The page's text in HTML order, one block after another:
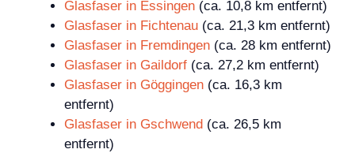
Glasfaser in Essingen (ca. 10,8 km entfernt)
Glasfaser in Fichtenau (ca. 21,3 km entfernt)
Glasfaser in Fremdingen (ca. 28 km entfernt)
Glasfaser in Gaildorf (ca. 27,2 km entfernt)
Glasfaser in Göggingen (ca. 16,3 km
entfernt)
Glasfaser in Gschwend (ca. 26,5 km
entfernt)